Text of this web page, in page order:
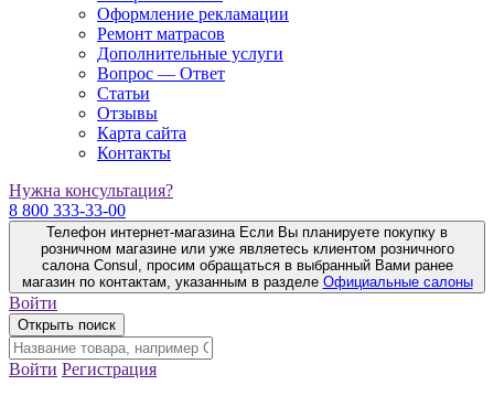
Оформление рекламации
Ремонт матрасов
Дополнительные услуги
Вопрос — Ответ
Статьи
Отзывы
Карта сайта
Контакты
Нужна консультация?
8 800 333-33-00
Телефон интернет-магазина Если Вы планируете покупку в
розничном магазине или уже являетесь клиентом розничного
салона Consul, просим обращаться в выбранный Вами ранее
магазин по контактам, указанным в разделе Официальные салоны
Войти
Открыть поиск
Войти Регистрация